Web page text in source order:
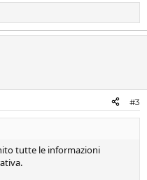
#3
tutte le informazioni